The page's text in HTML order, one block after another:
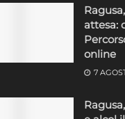
attesa:
online
7